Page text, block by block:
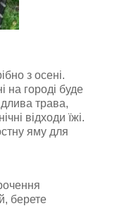
з осені.
на городі буде
трава,
відходи їжі.
яму для
берете